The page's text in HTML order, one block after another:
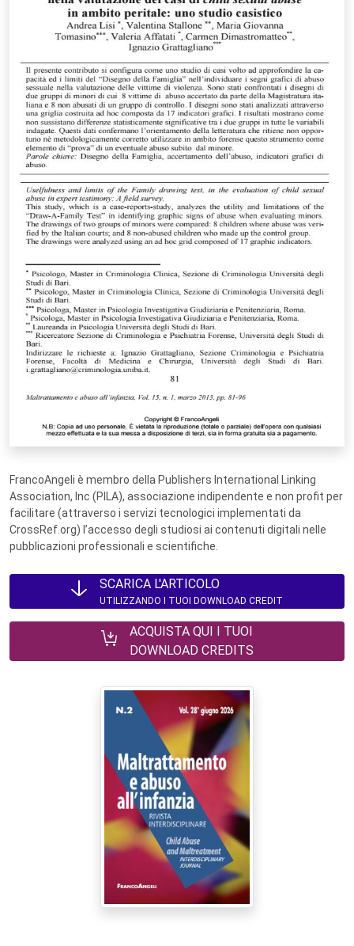
FrancoAngeli è membro della Publishers International Linking
Association, Inc (PILA), associazione indipendente e non profit per
facilitare (attraverso i servizi tecnologici implementati da
CrossRef.org) l’accesso degli studiosi ai contenuti digitali nelle
pubblicazioni professionali e scientifiche.
SCARICA L'ARTICOLO
UTILIZZANDO I TUOI DOWNLOAD CREDIT
ACQUISTA QUI I TUOI
DOWNLOAD CREDITS